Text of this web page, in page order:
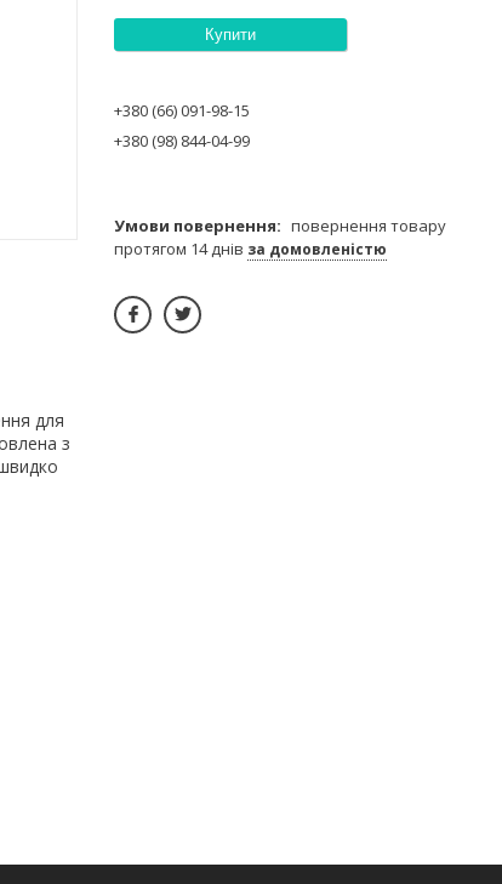
для
з
Купити
+380 (66) 091-98-15
+380 (98) 844-04-99
повернення товару
протягом 14 днів за домовленістю